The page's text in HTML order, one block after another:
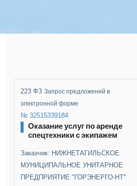
223 ФЗЗапрос предложений в
электронной форме
№ 32515339184
Оказание услуг по аренде
спецтехники с экипажем
Заказчик: НИЖНЕТАГИЛЬСКОЕ
МУНИЦИПАЛЬНОЕ УНИТАРНОЕ
ПРЕДПРИЯТИЕ "ГОРЭНЕРГО-НТ"